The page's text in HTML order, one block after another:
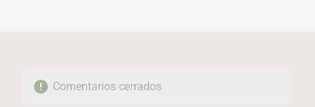
Comentarios cerrados